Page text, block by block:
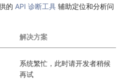
的 API 诊断工具 辅助定位和分析问
解决方案
系统繁忙，此时请开发者稍候
再试